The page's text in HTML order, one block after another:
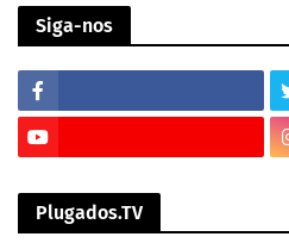
Siga-nos
Plugados.TV